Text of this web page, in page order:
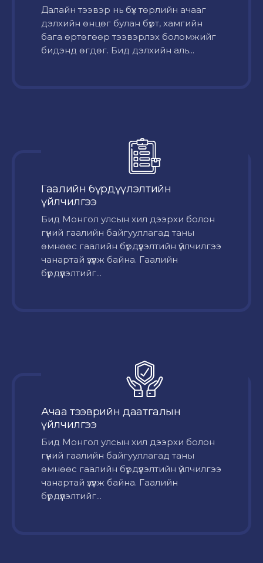
Далайн тээвэр нь бүх төрлийн ачааг
дэлхийн өнцөг булан бүрт, хамгийн
бага өртөгөөр тээвэрлэх боломжийг
бидэнд өгдөг. Бид дэлхийн аль...
Гаалийн бүрдүүлэлтийн
үйлчилгээ
Бид Монгол улсын хил дээрхи болон
гүний гаалийн байгууллагад таны
өмнөөс гаалийн бүрдүүлэлтийн үйлчилгээ
чанартай үзүүлж байна. Гаалийн
бүрдүүлэлтийг...
Ачаа тээврийн даатгалын
үйлчилгээ
Бид Монгол улсын хил дээрхи болон
гүний гаалийн байгууллагад таны
өмнөөс гаалийн бүрдүүлэлтийн үйлчилгээ
чанартай үзүүлж байна. Гаалийн
бүрдүүлэлтийг...